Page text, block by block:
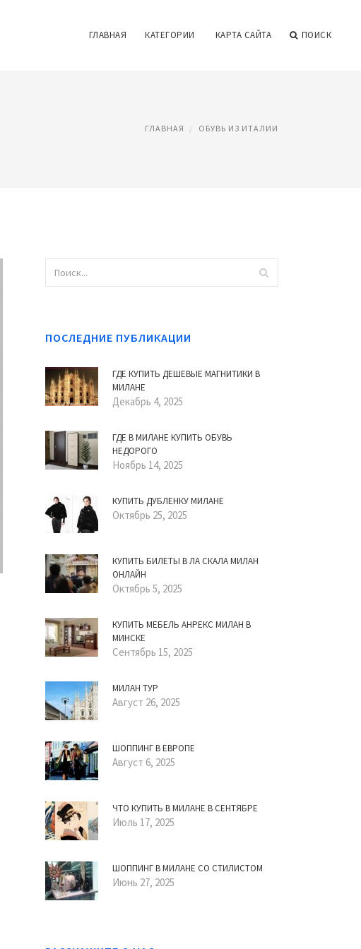
ГЛАВНАЯ КАТЕГОРИИ КАРТА САЙТА ПОИСК
ГЛАВНАЯ ОБУВЬ ИЗ ИТАЛИИ
ПОСЛЕДНИЕ ПУБЛИКАЦИИ
ГДЕ КУПИТЬ ДЕШЕВЫЕ МАГНИТИКИ В
МИЛАНЕ
Декабрь 4, 2025
ГДЕ В МИЛАНЕ КУПИТЬ ОБУВЬ
НЕДОРОГО
Ноябрь 14, 2025
КУПИТЬ ДУБЛЕНКУ МИЛАНЕ
Октябрь 25, 2025
КУПИТЬ БИЛЕТЫ В ЛА СКАЛА МИЛАН
ОНЛАЙН
Октябрь 5, 2025
КУПИТЬ МЕБЕЛЬ АНРЕКС МИЛАН В
МИНСКЕ
Сентябрь 15, 2025
МИЛАН ТУР
Август 26, 2025
ШОППИНГ В ЕВРОПЕ
Август 6, 2025
ЧТО КУПИТЬ В МИЛАНЕ В СЕНТЯБРЕ
Июль 17, 2025
ШОППИНГ В МИЛАНЕ СО СТИЛИСТОМ
Июнь 27, 2025